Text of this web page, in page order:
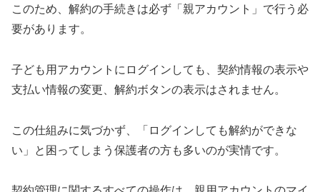
このため、解約の手続きは必ず「親アカウント」で行う必
要があります。
子ども用アカウントにログインしても、契約情報の表示や
支払い情報の変更、解約ボタンの表示はされません。
この仕組みに気づかず、「ログインしても解約ができな
い」と困ってしまう保護者の方も多いのが実情です。